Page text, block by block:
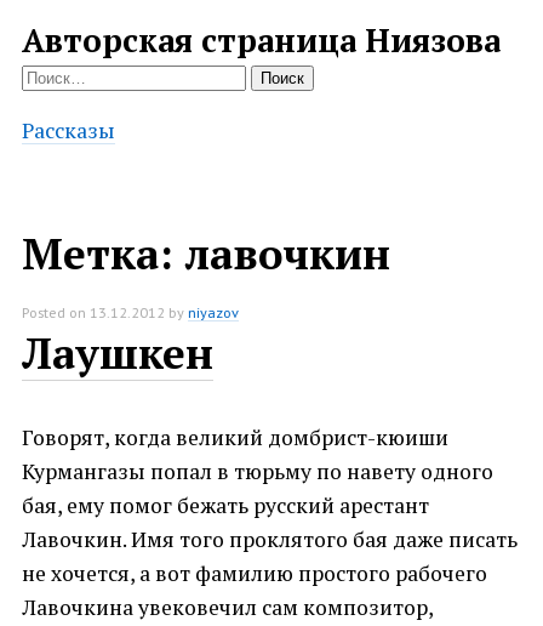
Авторская страница Ниязова
Найти:
Рассказы
Метка:лавочкин
Posted on 13.12.2012 byniyazov
Лаушкен
Говорят, когда великий домбрист-кюиши
Курмангазы попал в тюрьму по навету одного
бая, ему помог бежать русский арестант
Лавочкин. Имя того проклятого бая даже писать
не хочется, а вот фамилию простого рабочего
Лавочкина увековечил сам композитор,